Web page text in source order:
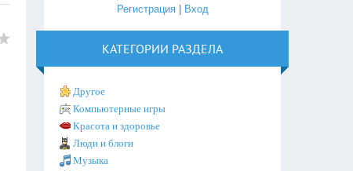
Регистрация| Вход
КАТЕГОРИИ РАЗДЕЛА
Другое
Компьютерные игры
Красота и здоровье
Люди и блоги
Музыка